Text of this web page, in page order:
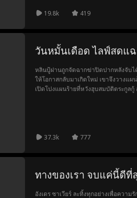
19.8k 419
วันหมั้นเดือด ไลฟ์สดแ
หลินปู้ฝานถูกจัดฉากฆ่าปิดปากหลังจับ
ให้โอกาสกลับมาเกิดใหม่ เขาจึงวางแ
เปิดโปงแผนร้ายที่หวังฮุบสมบัติตระกูล
37.3k 777
ทางของเรา จบแค่นี้ดีที่
อังเดร ซาเวียร์ ละทิ้งทุกอย่างเพื่อความ